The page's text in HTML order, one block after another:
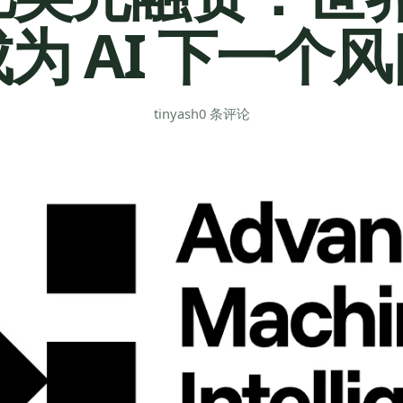
AI 下一个
tinyash0 条评论